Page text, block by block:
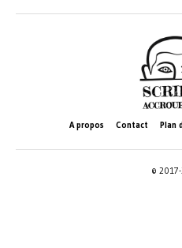
A propos Contact Plan
©